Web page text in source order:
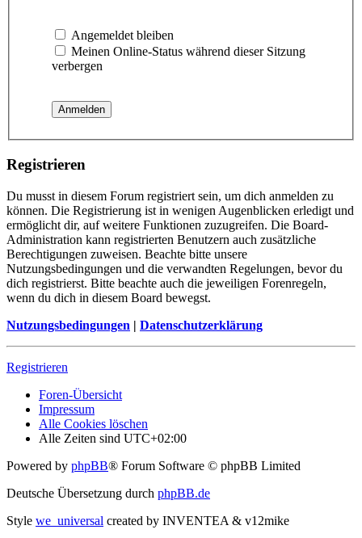
Angemeldet bleiben
Meinen Online-Status während dieser Sitzung
verbergen
Registrieren
Du musst in diesem Forum registriert sein, um dich anmelden zu
können. Die Registrierung ist in wenigen Augenblicken erledigt und
ermöglicht dir, auf weitere Funktionen zuzugreifen. Die Board-
Administration kann registrierten Benutzern auch zusätzliche
Berechtigungen zuweisen. Beachte bitte unsere
Nutzungsbedingungen und die verwandten Regelungen, bevor du
dich registrierst. Bitte beachte auch die jeweiligen Forenregeln,
wenn du dich in diesem Board bewegst.
Nutzungsbedingungen | Datenschutzerklärung
Registrieren
Foren-Übersicht
Impressum
Alle Cookies löschen
Alle Zeiten sind UTC+02:00
Powered by phpBB® Forum Software © phpBB Limited
Deutsche Übersetzung durch phpBB.de
Style we_universal created by INVENTEA & v12mike